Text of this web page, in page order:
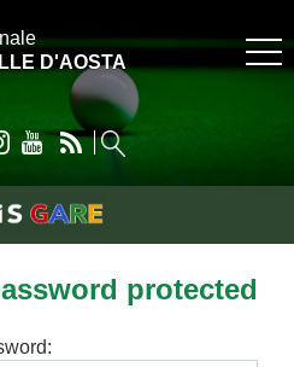
D'AOSTA
protected